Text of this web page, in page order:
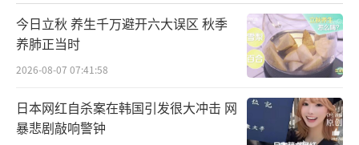
今日立秋 养生千万避开六大误区 秋季
养肺正当时
2026-08-07 07:41:58
日本网红自杀案在韩国引发很大冲击 网
暴悲剧敲响警钟